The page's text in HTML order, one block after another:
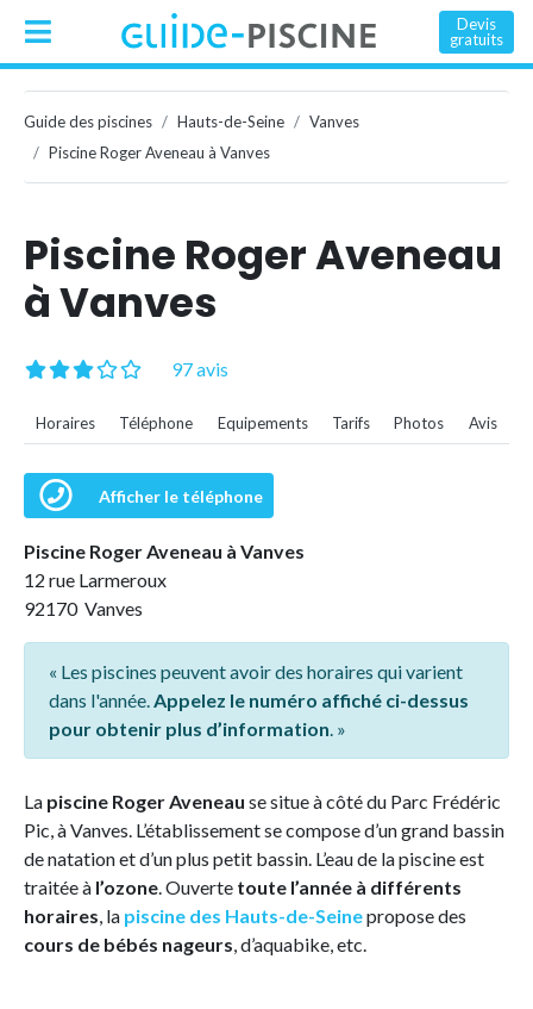
Devis
gratuits
Guide des piscines Hauts-de-Seine
Vanves
Piscine Roger Aveneau à Vanves
Piscine Roger Aveneau
à Vanves
97 avis
Horaires Téléphone Equipements Tarifs Photos Avis
Afficher le téléphone
Piscine Roger Aveneau à Vanves
12 rue Larmeroux
92170 Vanves
« Les piscines peuvent avoir des horaires qui varient
dans l'année.Appelez le numéro affiché ci-dessus
pour obtenir plus d’information. »
La piscine Roger Aveneau se situe à côté du Parc Frédéric
Pic, à Vanves. L’établissement se compose d’un grand bassin
de natation et d’un plus petit bassin. L’eau de la piscine est
traitée à l’ozone. Ouverte toute l’année à différents
horaires, la piscine des Hauts-de-Seinepropose des
cours de bébés nageurs, d’aquabike, etc.